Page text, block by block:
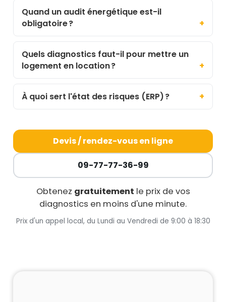
Quand un audit énergétique est-il
obligatoire ?
Quels diagnostics faut-il pour mettre un
logement en location ?
À quoi sert l'état des risques (ERP) ?
Devis / rendez-vous en ligne
09-77-77-36-99
Obtenez gratuitement le prix de vos
diagnostics en moins d'une minute.
Prix d'un appel local, du Lundi au Vendredi de 9:00 à 18:30